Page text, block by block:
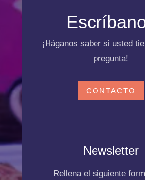
¡Háganos saber si usted
pregunta!
CONTACTO
Newsletter
Rellena el siguiente